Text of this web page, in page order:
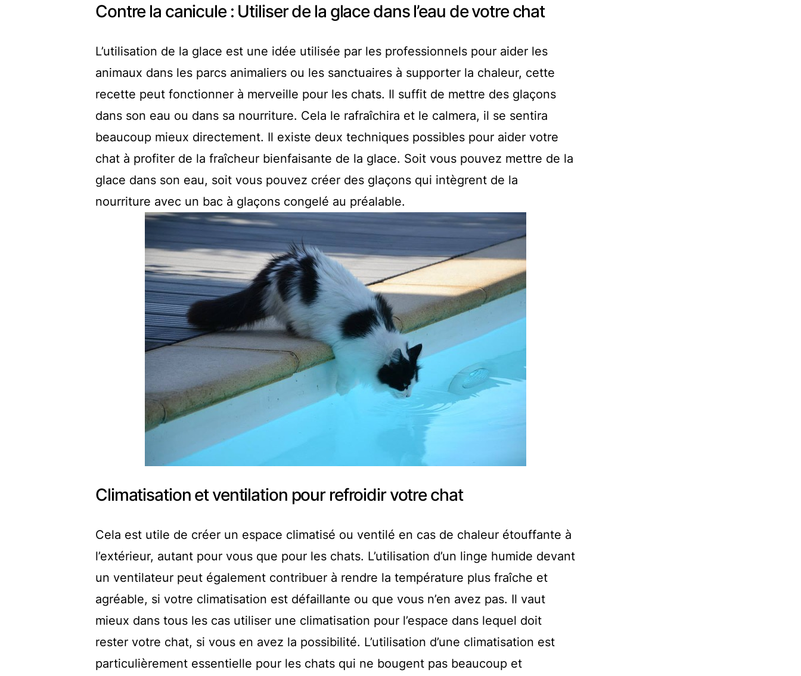
Contre la canicule : Utiliser de la glace dans l’eau de votre chat
L’utilisation de la glace est une idée utilisée par les professionnels pour aider les
animaux dans les parcs animaliers ou les sanctuaires à supporter la chaleur, cette
recette peut fonctionner à merveille pour les chats. Il suffit de mettre des glaçons
dans son eau ou dans sa nourriture. Cela le rafraîchira et le calmera, il se sentira
beaucoup mieux directement. Il existe deux techniques possibles pour aider votre
chat à profiter de la fraîcheur bienfaisante de la glace. Soit vous pouvez mettre de la
glace dans son eau, soit vous pouvez créer des glaçons qui intègrent de la
nourriture avec un bac à glaçons congelé au préalable.
Climatisation et ventilation pour refroidir votre chat
Cela est utile de créer un espace climatisé ou ventilé en cas de chaleur étouffante à
l’extérieur, autant pour vous que pour les chats. L’utilisation d’un linge humide devant
un ventilateur peut également contribuer à rendre la température plus fraîche et
agréable, si votre climatisation est défaillante ou que vous n’en avez pas. Il vaut
mieux dans tous les cas utiliser une climatisation pour l’espace dans lequel doit
rester votre chat, si vous en avez la possibilité. L’utilisation d’une climatisation est
particulièrement essentielle pour les chats qui ne bougent pas beaucoup et